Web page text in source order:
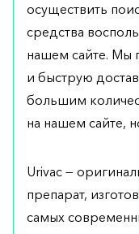
осуществить
средства
нашем сайте. Мы
и быструю
большим
на нашем сайте,
Urivac —
препарат,
самых